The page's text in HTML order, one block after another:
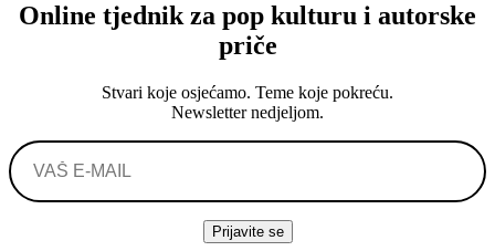
Online tjednik za pop kulturu i autorske
priče
Stvari koje osjećamo. Teme koje pokreću.
Newsletter nedjeljom.